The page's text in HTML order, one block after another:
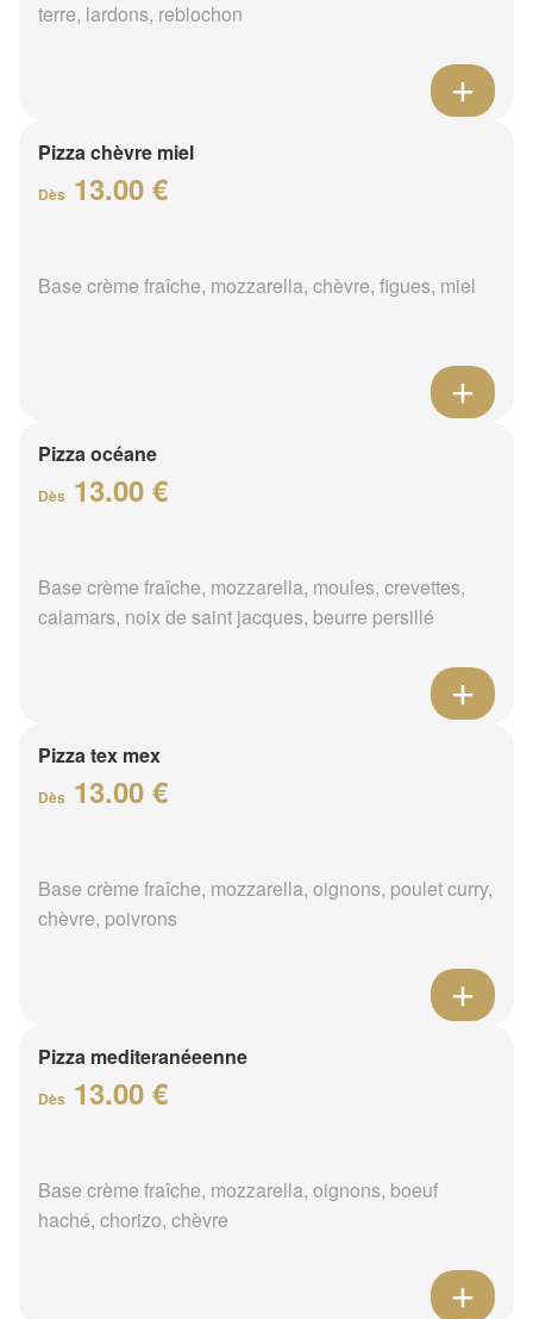
terre, lardons, reblochon
Pizza chèvre miel
Dès 13.00 €
Base crème fraîche, mozzarella, chèvre, figues, miel
Pizza océane
Dès 13.00 €
Base crème fraîche, mozzarella, moules, crevettes,
calamars, noix de saint jacques, beurre persillé
Pizza tex mex
Dès 13.00 €
Base crème fraîche, mozzarella, oignons, poulet curry,
chèvre, poivrons
Pizza mediteranéeenne
Dès 13.00 €
Base crème fraîche, mozzarella, oignons, boeuf
haché, chorizo, chèvre